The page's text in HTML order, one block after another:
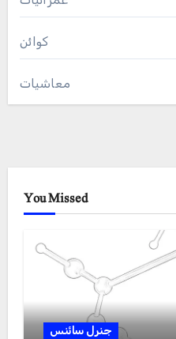
کوائن
معاشیات
You Missed
جنرل سائنس